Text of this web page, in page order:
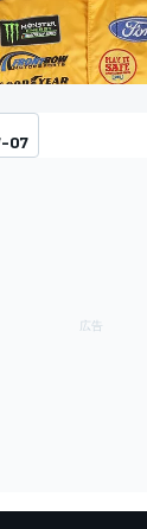
07